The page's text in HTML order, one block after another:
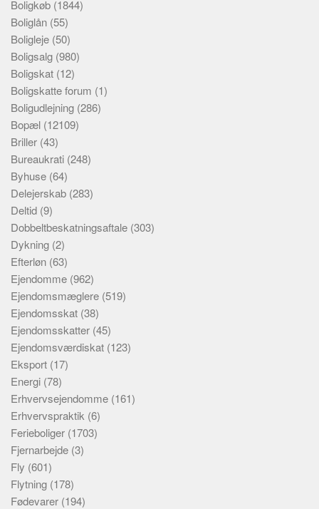
Boligkøb (1844)
Boliglån (55)
Boligleje (50)
Boligsalg (980)
Boligskat (12)
Boligskatte forum (1)
Boligudlejning (286)
Bopæl (12109)
Briller (43)
Bureaukrati (248)
Byhuse (64)
Delejerskab (283)
Deltid (9)
Dobbeltbeskatningsaftale (303)
Dykning (2)
Efterløn (63)
Ejendomme (962)
Ejendomsmæglere (519)
Ejendomsskat (38)
Ejendomsskatter (45)
Ejendomsværdiskat (123)
Eksport (17)
Energi (78)
Erhvervsejendomme (161)
Erhvervspraktik (6)
Ferieboliger (1703)
Fjernarbejde (3)
Fly (601)
Flytning (178)
Fødevarer (194)